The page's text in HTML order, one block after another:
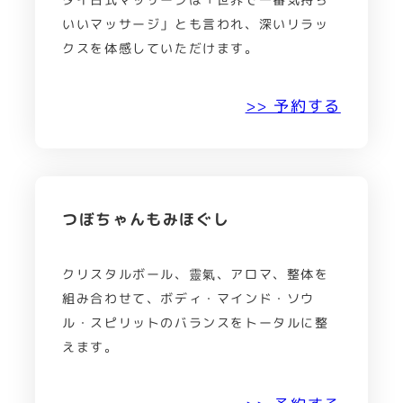
いいマッサージ」とも言われ、深いリラッ
クスを体感していただけます。
>> 予約する
つぼちゃんもみほぐし
クリスタルボール、靈氣、アロマ、整体を
組み合わせて、ボディ・マインド・ソウ
ル・スピリットのバランスをトータルに整
えます。